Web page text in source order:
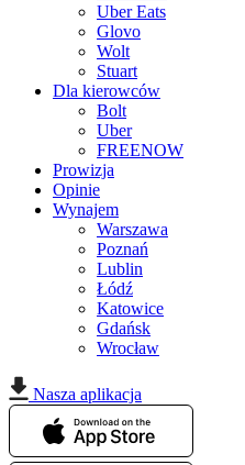
Uber Eats
Glovo
Wolt
Stuart
Dla kierowców
Bolt
Uber
FREENOW
Prowizja
Opinie
Wynajem
Warszawa
Poznań
Lublin
Łódź
Katowice
Gdańsk
Wrocław
Nasza aplikacja